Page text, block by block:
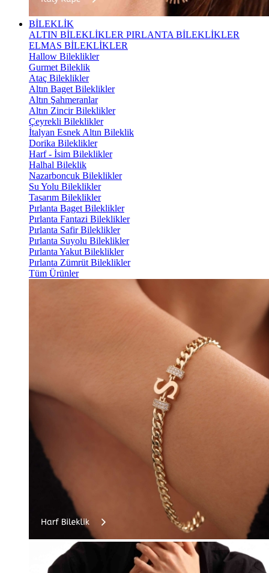
BİLEKLİK
ALTIN BİLEKLİKLER PIRLANTA BİLEKLİKLER
ELMAS BİLEKLİKLER
Hallow Bileklikler
Gurmet Bileklik
Ataç Bileklikler
Altın Baget Bileklikler
Altın Şahmeranlar
Altın Zincir Bileklikler
Çeyrekli Bileklikler
İtalyan Esnek Altın Bileklik
Dorika Bileklikler
Harf - İsim Bileklikler
Halhal Bileklik
Nazarboncuk Bileklikler
Su Yolu Bileklikler
Tasarım Bileklikler
Pırlanta Baget Bileklikler
Pırlanta Fantazi Bileklikler
Pırlanta Safir Bileklikler
Pırlanta Suyolu Bileklikler
Pırlanta Yakut Bileklikler
Pırlanta Zümrüt Bileklikler
Tüm Ürünler